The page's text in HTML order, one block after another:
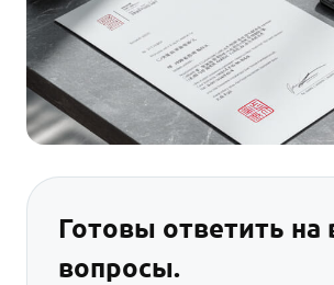
Готовы ответить на
вопросы.